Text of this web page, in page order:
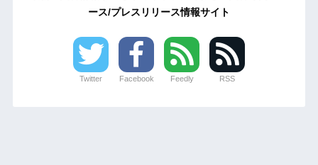
ース/プレスリリース情報サイト
Twitter Facebook Feedly RSS